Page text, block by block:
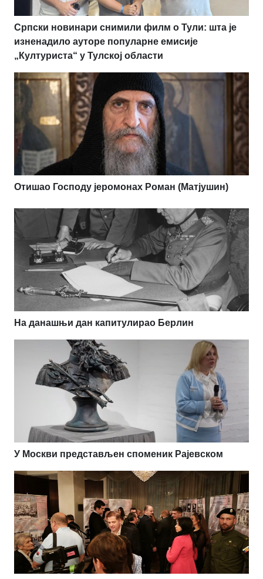
Српски новинари снимили филм о Тули: шта је
изненадило ауторе популарне емисије
„Културиста“ у Тулској области
Отишао Господу јеромонах Роман (Матјушин)
На данашњи дан капитулирао Берлин
У Москви представљен споменик Рајевском